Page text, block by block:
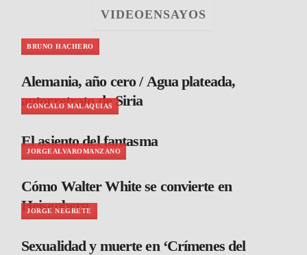
VIDEOENSAYOS
BRUNO HACHERO
Alemania, año cero / Agua plateada,
autorretrato de Siria
GONCALO MALAQUIAS
El asiento del fantasma
JORGEALVAROMANZANO
Cómo Walter White se convierte en
Heisenberg
JORGE NEGRETE
Sexualidad y muerte en ‘Crímenes del